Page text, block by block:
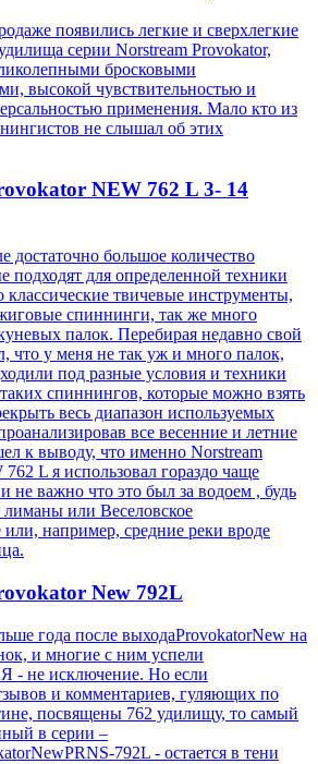
появились легкие и сверхлегкие
серии Norstream Provokator,
бросковыми
высокой чувствительностью и
применения. Мало кто из
не слышал об этих
NEW 762 L 3- 14
достаточно большое количество
подходят для определенной техники
твичевые инструменты,
спиннинги, так же много
палок. Перебирая недавно свой
что у меня не так уж и много палок,
под разные условия и техники
спиннингов, которые можно взять
весь диапазон используемых
все весенние и летние
к выводу, что именно Norstream
L я использовал гораздо чаще
не важно что это был за водоем , будь
лиманы или Веселовское
например, средние реки вроде
New 792L
года после выходаProvokatorNew на
и многие с ним успели
Я - не исключение. Но если
и комментариев, гуляющих по
посвящены 762 удилищу, то самый
в серии –
792L - остается в тени